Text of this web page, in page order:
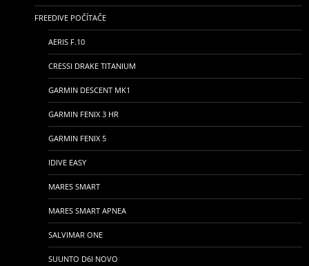
FREEDIVE POČÍTAČE
AERIS F.10
CRESSI DRAKE TITANIUM
GARMIN DESCENT MK1
GARMIN FENIX 3 HR
GARMIN FENIX 5
IDIVE EASY
MARES SMART
MARES SMART APNEA
SALVIMAR ONE
SUUNTO D6I NOVO